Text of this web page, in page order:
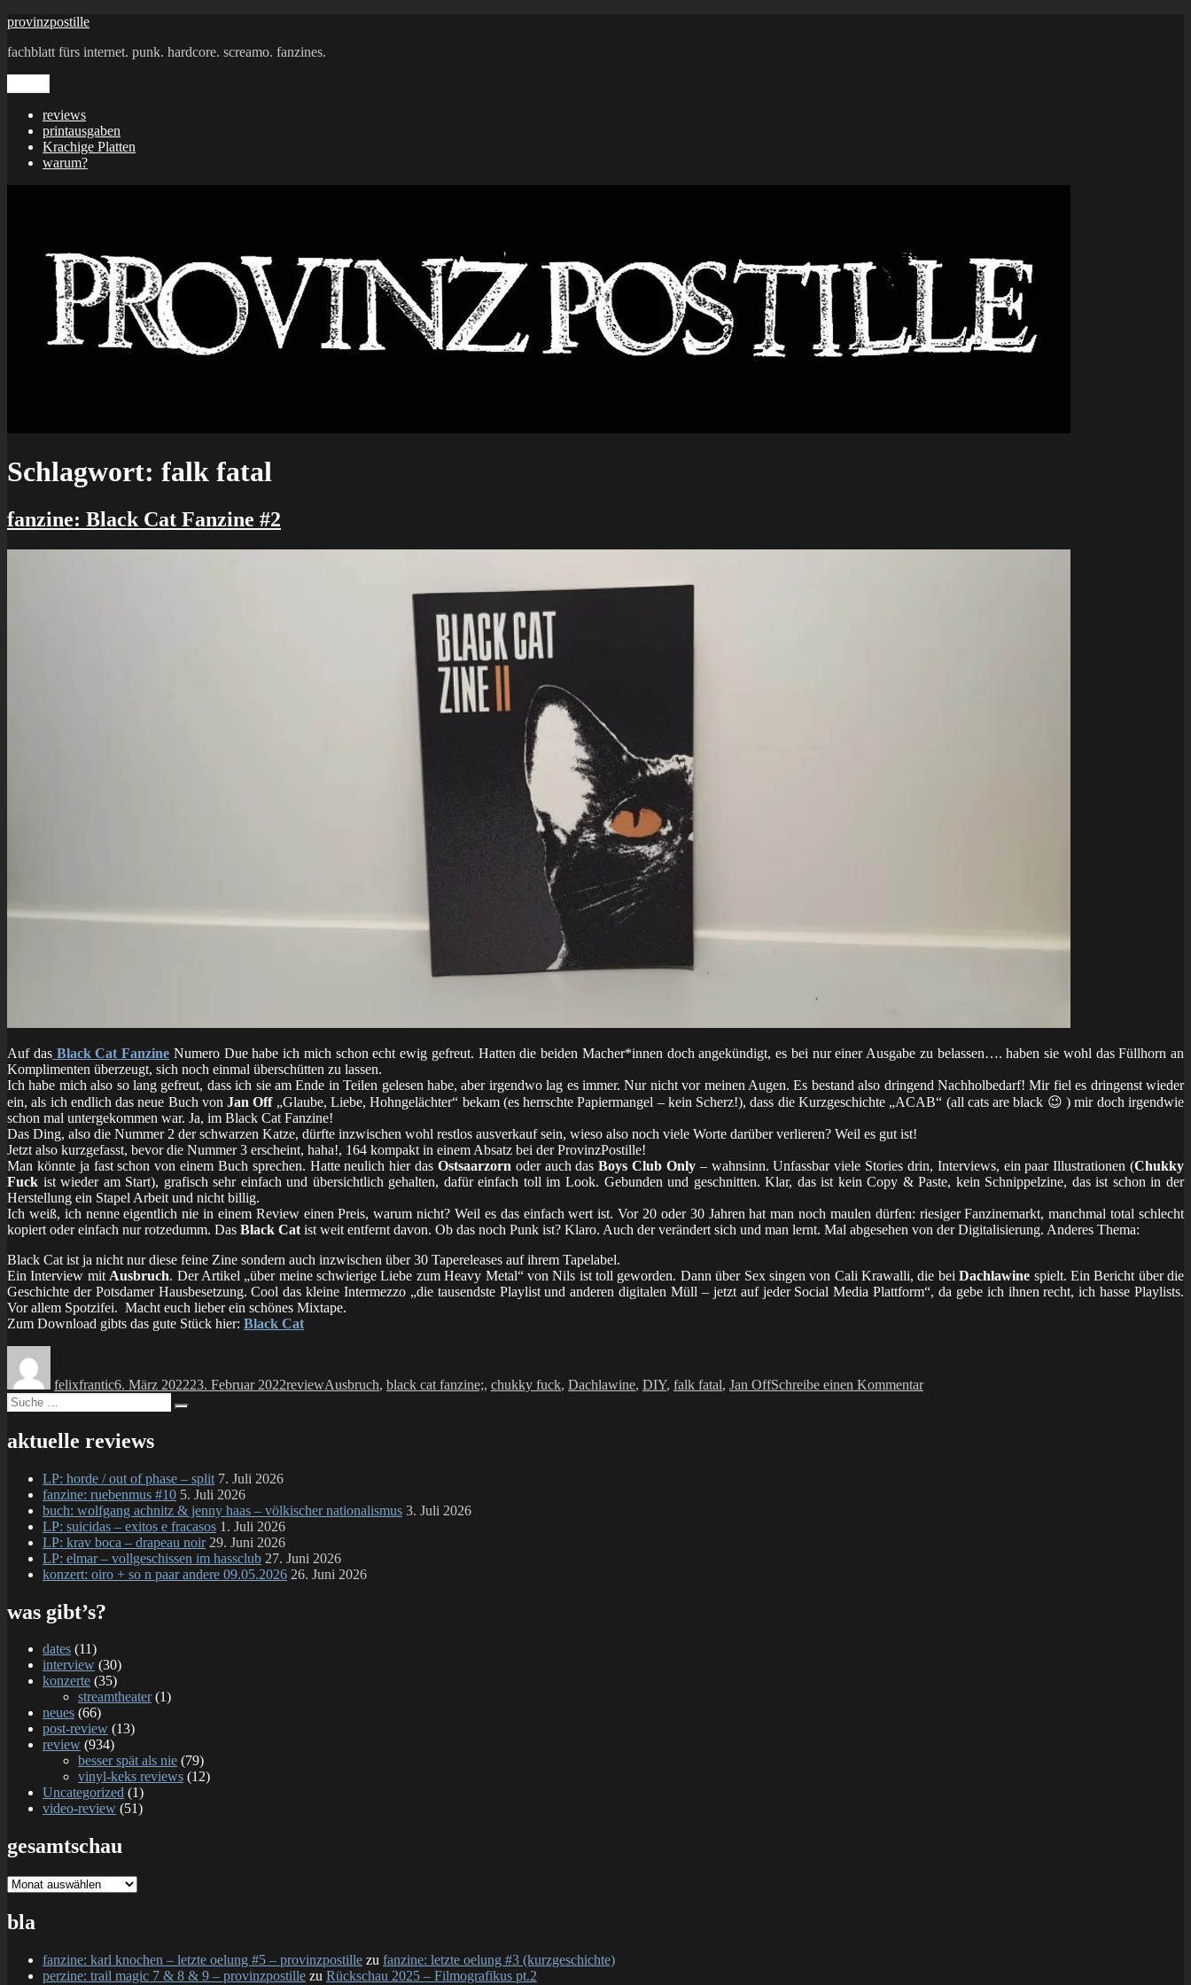
Zum
springen
provinzpostille
fachblatt fürs internet. punk. hardcore. screamo. fanzines.
reviews
printausgaben
Krachige Platten
warum?
Schlagwort: falk fatal
fanzine: Black Cat Fanzine #2
Auf dasBlack Cat Fanzine Numero Due habe ich mich schon echt ewig gefreut. Hatten die beiden Macher*innen doch angekündigt, es bei nur einer Ausgabe zu belassen…. haben sie wohl das Füllhorn an
Komplimenten überzeugt, sich noch einmal überschütten zu lassen.
Ich habe mich also so lang gefreut, dass ich sie am Ende in Teilen gelesen habe, aber irgendwo lag es immer. Nur nicht vor meinen Augen. Es bestand also dringend Nachholbedarf! Mir fiel es dringenst wieder
ein, als ich endlich das neue Buch vonJan Off„Glaube, Liebe, Hohngelächter“ bekam (es herrschte Papiermangel – kein Scherz!), dass die Kurzgeschichte „ACAB“ (all cats are black 😉 ) mir doch irgendwie
schon mal untergekommen war. Ja, im Black Cat Fanzine!
Das Ding, also die Nummer 2 der schwarzen Katze, dürfte inzwischen wohl restlos ausverkauf sein, wieso also noch viele Worte darüber verlieren? Weil es gut ist!
Jetzt also kurzgefasst, bevor die Nummer 3 erscheint, haha!, 164 kompakt in einem Absatz bei der ProvinzPostille!
Man könnte ja fast schon von einem Buch sprechen. Hatte neulich hier das Ostsaarzorn oder auch dasBoys Club Only– wahnsinn. Unfassbar viele Stories drin, Interviews, ein paar Illustrationen (Chukky
Fuck ist wieder am Start), grafisch sehr einfach und übersichtlich gehalten, dafür einfach toll im Look. Gebunden und geschnitten. Klar, das ist kein Copy & Paste, kein Schnippelzine, das ist schon in der
Herstellung ein Stapel Arbeit und nicht billig.
Ich weiß, ich nenne eigentlich nie in einem Review einen Preis, warum nicht? Weil es das einfach wert ist. Vor 20 oder 30 Jahren hat man noch maulen dürfen: riesiger Fanzinemarkt, manchmal total schlecht
kopiert oder einfach nur rotzedumm. Das Black Cat ist weit entfernt davon. Ob das noch Punk ist? Klaro. Auch der verändert sich und man lernt. Mal abgesehen von der Digitalisierung. Anderes Thema:
Black Cat ist ja nicht nur diese feine Zine sondern auch inzwischen über 30 Tapereleases auf ihrem Tapelabel.
Ein Interview mit Ausbruch. Der Artikel „über meine schwierige Liebe zum Heavy Metal“ von Nils ist toll geworden. Dann über Sex singen von Cali Krawalli, die beiDachlawine spielt. Ein Bericht über die
Geschichte der Potsdamer Hausbesetzung. Cool das kleine Intermezzo „die tausendste Playlist und anderen digitalen Müll – jetzt auf jeder Social Media Plattform“, da gebe ich ihnen recht, ich hasse Playlists.
Vor allem Spotzifei. Macht euch lieber ein schönes Mixtape.
Zum Download gibts das gute Stück hier: Black Cat
felixfrantic6. März 202223. Februar 2022reviewAusbruch, black cat fanzine;, chukky fuck, Dachlawine, DIY, falk fatal, Jan OffSchreibe einen KommentarBlack
Suche
nach:
aktuelle reviews
LP: horde / out of phase – split 7. Juli 2026
fanzine: ruebenmus #10 5. Juli 2026
buch: wolfgang achnitz & jenny haas – völkischer nationalismus 3. Juli 2026
LP: suicidas – exitos e fracasos 1. Juli 2026
LP: krav boca – drapeau noir 29. Juni 2026
LP: elmar – vollgeschissen im hassclub 27. Juni 2026
konzert: oiro + so n paar andere 09.05.2026 26. Juni 2026
was gibt’s?
dates (11)
interview (30)
konzerte (35)
streamtheater(1)
neues (66)
post-review (13)
review (934)
besser spät als nie (79)
vinyl-keks reviews (12)
Uncategorized (1)
video-review (51)
gesamtschau
gesamtschau
bla
fanzine: karl knochen – letzte oelung #5 – provinzpostille zu fanzine: letzte oelung #3 (kurzgeschichte)
perzine: trail magic 7 & 8 & 9 – provinzpostille zu Rückschau 2025 – Filmografikus pt.2